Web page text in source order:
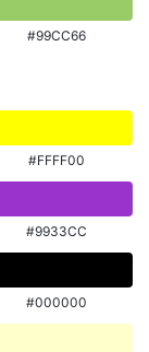
#99CC66
#FFFF00
#9933CC
#000000